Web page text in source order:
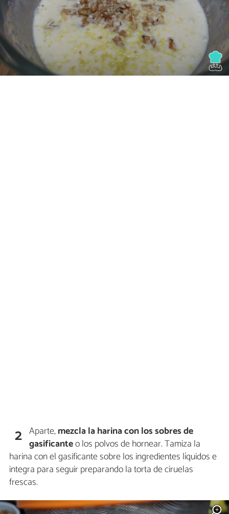
2 Aparte,mezcla la harina con los sobres de
gasificanteo los polvos de hornear. Tamiza la
harina con el gasificante sobre los ingredientes líquidos e
integra para seguir preparando la torta de ciruelas
frescas.